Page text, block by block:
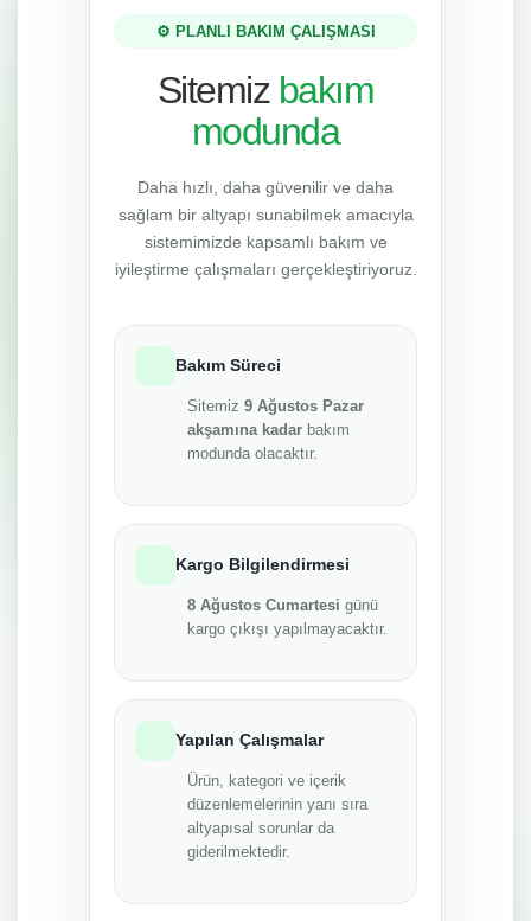
⚙️ PLANLI BAKIM ÇALIŞMASI
Sitemiz bakım
modunda
Daha hızlı, daha güvenilir ve daha
sağlam bir altyapı sunabilmek amacıyla
sistemimizde kapsamlı bakım ve
iyileştirme çalışmaları gerçekleştiriyoruz.
Bakım Süreci
Sitemiz 9 Ağustos Pazar
akşamına kadar bakım
modunda olacaktır.
Kargo Bilgilendirmesi
8 Ağustos Cumartesi günü
kargo çıkışı yapılmayacaktır.
Yapılan Çalışmalar
Ürün, kategori ve içerik
düzenlemelerinin yanı sıra
altyapısal sorunlar da
giderilmektedir.